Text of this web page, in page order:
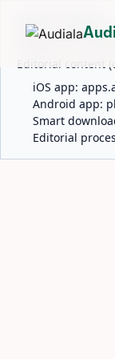
ABOUT AUDIALA
Audiala is an
Editorial content
iOS app:
Android app:
Smart
Editorial